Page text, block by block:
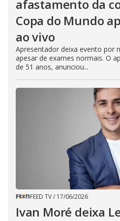
afastamento da
Copa do Mundo
ao vivo
Apresentador deixa evento por
apesar de exames normais. O
de 51 anos, anunciou...
FEED TV/ 17/06/2026
Ivan Moré deixa